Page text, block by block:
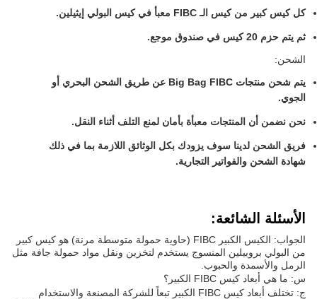
كل كيس كبير من كيس الـ FIBC معبأ في كيس البولي إيثيلين.
ثم يتم حزم 20 كيس في صندوق موجع.
الشحن:
يتم شحن منتجات Big Bag FIBC عن طريق الشحن البحري أو
الجوي.
نحن نضمن أن المنتجات معبأة بأمان لمنع التلف أثناء النقل.
فريق الشحن لدينا سوف يزودك بكل الوثائق اللازمة بما في ذلك
شهادة الشحن والفواتير التجارية.
الأسئلة الشائعة:
الجواب: الكيس الكبير FIBC (حاوية حمولة متوسطة مرنة) هو كيس كبير
من البولي بروبيلين المنسوج يستخدم لتخزين ونقل مواد حمولة جافة مثل
الرمل والأسمدة والحبوب.
س: ما هي أبعاد كيس FIBC الكبير؟
ج: تختلف أبعاد كيس FIBC الكبير تبعاً للشركة المصنعة والاستخدام